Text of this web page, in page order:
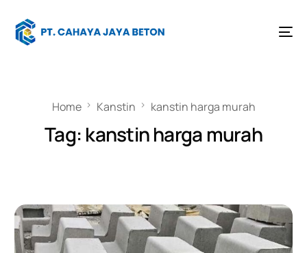
Home Kanstin kanstin harga murah
Tag: kanstin harga murah